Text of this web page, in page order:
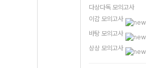
다상다독 모의고사
이감 모의고사
바탕 모의고사
상상 모의고사